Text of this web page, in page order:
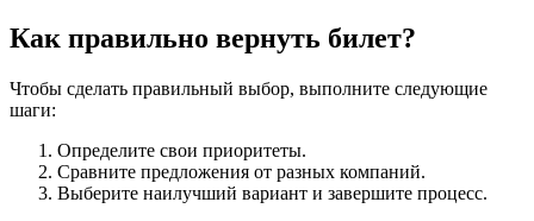
Как правильно вернуть билет?
Чтобы сделать правильный выбор, выполните следующие
шаги:
Определите свои приоритеты.
Сравните предложения от разных компаний.
Выберите наилучший вариант и завершите процесс.